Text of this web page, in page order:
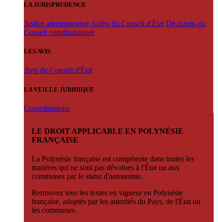
LA JURISPRUDENCE
Justice administrative Arrêts du Conseil d'État Décisions du
Conseil constitutionnel
LES AVIS
Avis du Conseil d'État
LA VEILLE JURIDIQUE
Consolidations
LE DROIT APPLICABLE EN POLYNÉSIE
FRANÇAISE
La Polynésie française est compétente dans toutes les
matières qui ne sont pas dévolues à l'État ou aux
communes par le statut d'autonomie.
Retrouvez tous les textes en vigueur en Polynésie
française, adoptés par les autorités du Pays, de l'État ou
les communes.